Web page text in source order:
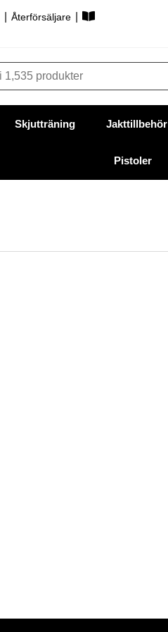
Återförsäljare
Skjutträning Jakttillbehör
Pistoler